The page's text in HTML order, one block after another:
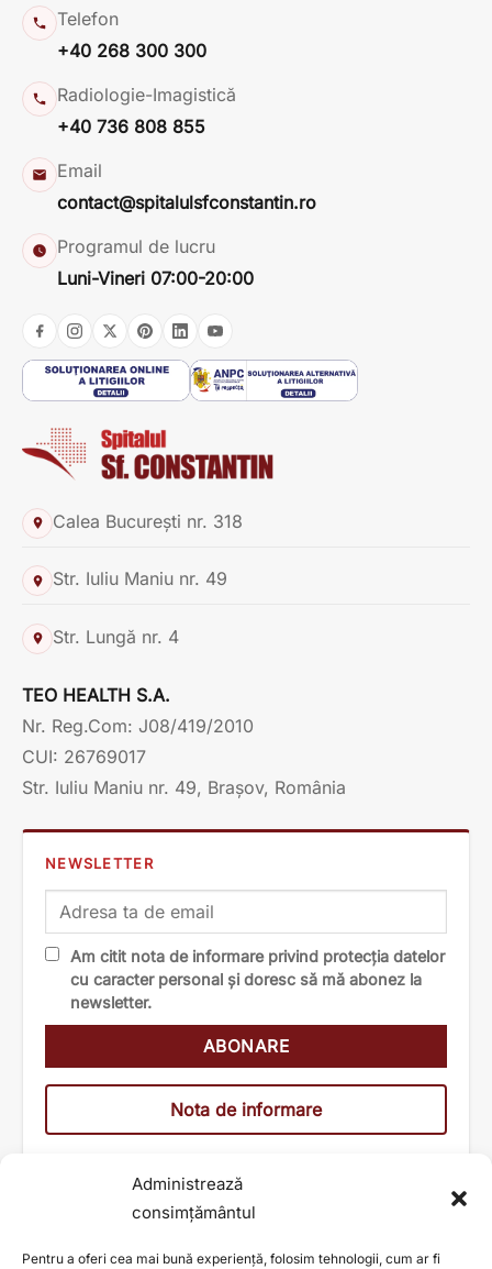
Administrează
consimțământul
Pentru a oferi cea mai bună experiență, folosim tehnologii, cum ar fi
Telefon
+40 268 300 300
Radiologie-Imagistică
+40 736 808 855
Email
contact@spitalulsfconstantin.ro
Programul de lucru
Luni-Vineri 07:00-20:00
Calea București nr. 318
Str. Iuliu Maniu nr. 49
Str. Lungă nr. 4
TEO HEALTH S.A.
Nr. Reg.Com: J08/419/2010
CUI: 26769017
Str. Iuliu Maniu nr. 49, Brașov, România
NEWSLETTER
Am citit nota de informare privind protecția datelor
cu caracter personal și doresc să mă abonez la
newsletter.
Nota de informare